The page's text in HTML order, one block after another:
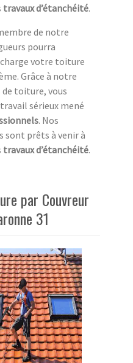
travaux d’étanchéité.
de notre
pourra
votre toiture
Grâce à notre
toiture, vous
sérieux mené
. Nos
sont prêts à venir à
travaux d’étanchéité.
par Couvreur
31